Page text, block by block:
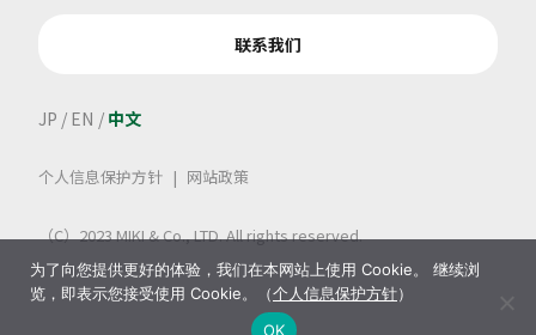
联系我们
JP EN 中文
个人信息保护方针 网站政策
（C）2023 MIKI & Co., LTD. All rights reserved.
为了向您提供更好的体验，我们在本网站上使用 Cookie。 继续浏
览，即表示您接受使用 Cookie。（个人信息保护方针）
OK